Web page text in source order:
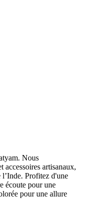
Nous
accessoires artisanaux,
Profitez d'une
écoute pour une
pour une allure